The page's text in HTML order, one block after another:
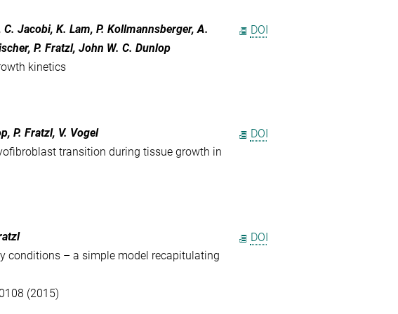
Jacobi, K. Lam, P. Kollmannsberger, A.
P. Fratzl, John W. C. Dunlop
kinetics
DOI
P. Fratzl, V. Vogel
transition during tissue growth in
DOI
conditions – a simple model recapitulating
(2015)
DOI